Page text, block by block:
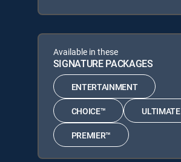
Available in these
SIGNATURE PACKAGES
ENTERTAINMENT
CHOICE™ ULTIMATE
PREMIER™